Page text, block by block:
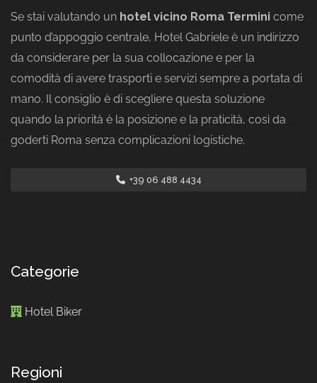
Se stai valutando un hotel vicino Roma Termini come
punto d’appoggio centrale, Hotel Gabriele è un indirizzo
da considerare per la sua collocazione e per la
comodità di avere trasporti e servizi sempre a portata di
mano. Il consiglio è di scegliere questa soluzione
quando la priorità è la posizione e la praticità, così da
goderti Roma senza complicazioni logistiche.
+39 06 488 4434
Categorie
Hotel Biker
Regioni